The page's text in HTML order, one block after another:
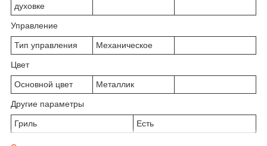
духовке
Управление
Тип управления Механическое
Цвет
Основной цвет Металлик
Другие параметры
Гриль Есть